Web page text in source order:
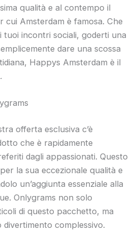
qualità e al contempo il
cui Amsterdam è famosa. Che
tuoi incontri sociali, goderti una
dare una scossa
Happys Amsterdam è il
offerta esclusiva c’è
che è rapidamente
dagli appassionati. Questo
la sua eccezionale qualità e
un’aggiunta essenziale alla
Onlygrams non solo
di questo pacchetto, ma
divertimento complessivo.